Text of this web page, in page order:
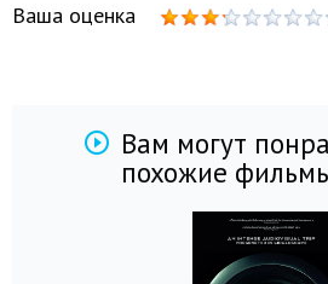
Ваша оценка
Вам могут
похожие